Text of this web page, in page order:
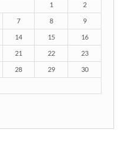
1 2
7 8 9
14 15 16
21 22 23
28 29 30